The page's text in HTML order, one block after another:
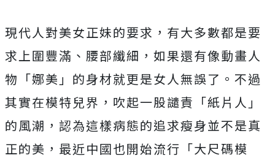
現代人對美女正妹的要求，有大多數都是要
求上圍豐滿、腰部纖細，如果還有像動畫人
物「娜美」的身材就更是女人無誤了。不過
其實在模特兒界，吹起一股譴責「紙片人」
的風潮，認為這樣病態的追求瘦身並不是真
正的美，最近中國也開始流行「大尺碼模